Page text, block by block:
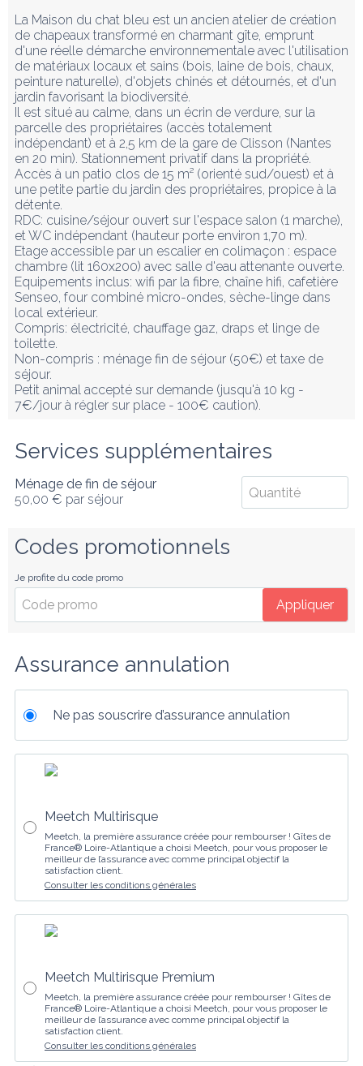
La Maison du chat bleu est un ancien atelier de création
de chapeaux transformé en charmant gîte, emprunt
d'une réelle démarche environnementale avec l'utilisation
de matériaux locaux et sains (bois, laine de bois, chaux,
peinture naturelle), d'objets chinés et détournés, et d'un
jardin favorisant la biodiversité.
Il est situé au calme, dans un écrin de verdure, sur la
parcelle des propriétaires (accès totalement
indépendant) et à 2,5 km de la gare de Clisson (Nantes
en 20 min). Stationnement privatif dans la propriété.
Accès à un patio clos de 15 m² (orienté sud/ouest) et à
une petite partie du jardin des propriétaires, propice à la
détente.
RDC: cuisine/séjour ouvert sur l'espace salon (1 marche),
et WC indépendant (hauteur porte environ 1,70 m).
Etage accessible par un escalier en colimaçon : espace
chambre (lit 160x200) avec salle d'eau attenante ouverte.
Equipements inclus: wifi par la fibre, chaîne hifi, cafetière
Senseo, four combiné micro-ondes, sèche-linge dans
local extérieur.
Compris: électricité, chauffage gaz, draps et linge de
toilette.
Non-compris : ménage fin de séjour (50€) et taxe de
séjour.
Petit animal accepté sur demande (jusqu'à 10 kg -
7€/jour à régler sur place - 100€ caution).
Services supplémentaires
Ménage de fin de séjour
50,00 € par séjour
Codes promotionnels
Je profite du code promo
Appliquer
Assurance annulation
Ne pas souscrire d’assurance annulation
Meetch Multirisque
Meetch, la première assurance créée pour rembourser ! Gîtes de
France® Loire-Atlantique a choisi Meetch, pour vous proposer le
meilleur de l’assurance avec comme principal objectif la
satisfaction client.
Consulter les conditions générales
Meetch Multirisque Premium
Meetch, la première assurance créée pour rembourser ! Gîtes de
France® Loire-Atlantique a choisi Meetch, pour vous proposer le
meilleur de l’assurance avec comme principal objectif la
satisfaction client.
Consulter les conditions générales